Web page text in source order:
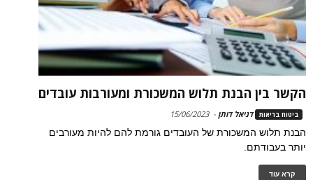
הקשר בין הבנת תלוש המשכורת ומעורבות עובדים
ביטוח בריאות דניאל דותן -
15/06/2023
הבנת תלוש המשכורת של העובדים גורמת להם להיות מעורבים
יותר בעבודתם.
קרא עוד